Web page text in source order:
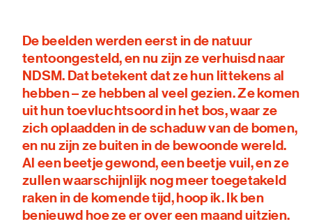
De beelden werden eerst in de natuur
tentoongesteld, en nu zijn ze verhuisd naar
NDSM. Dat betekent dat ze hun littekens al
hebben – ze hebben al veel gezien. Ze komen
uit hun toevluchtsoord in het bos, waar ze
zich oplaadden in de schaduw van de bomen,
en nu zijn ze buiten in de bewoonde wereld.
Al een beetje gewond, een beetje vuil, en ze
zullen waarschijnlijk nog meer toegetakeld
raken in de komende tijd, hoop ik. Ik ben
benieuwd hoe ze er over een maand uitzien.